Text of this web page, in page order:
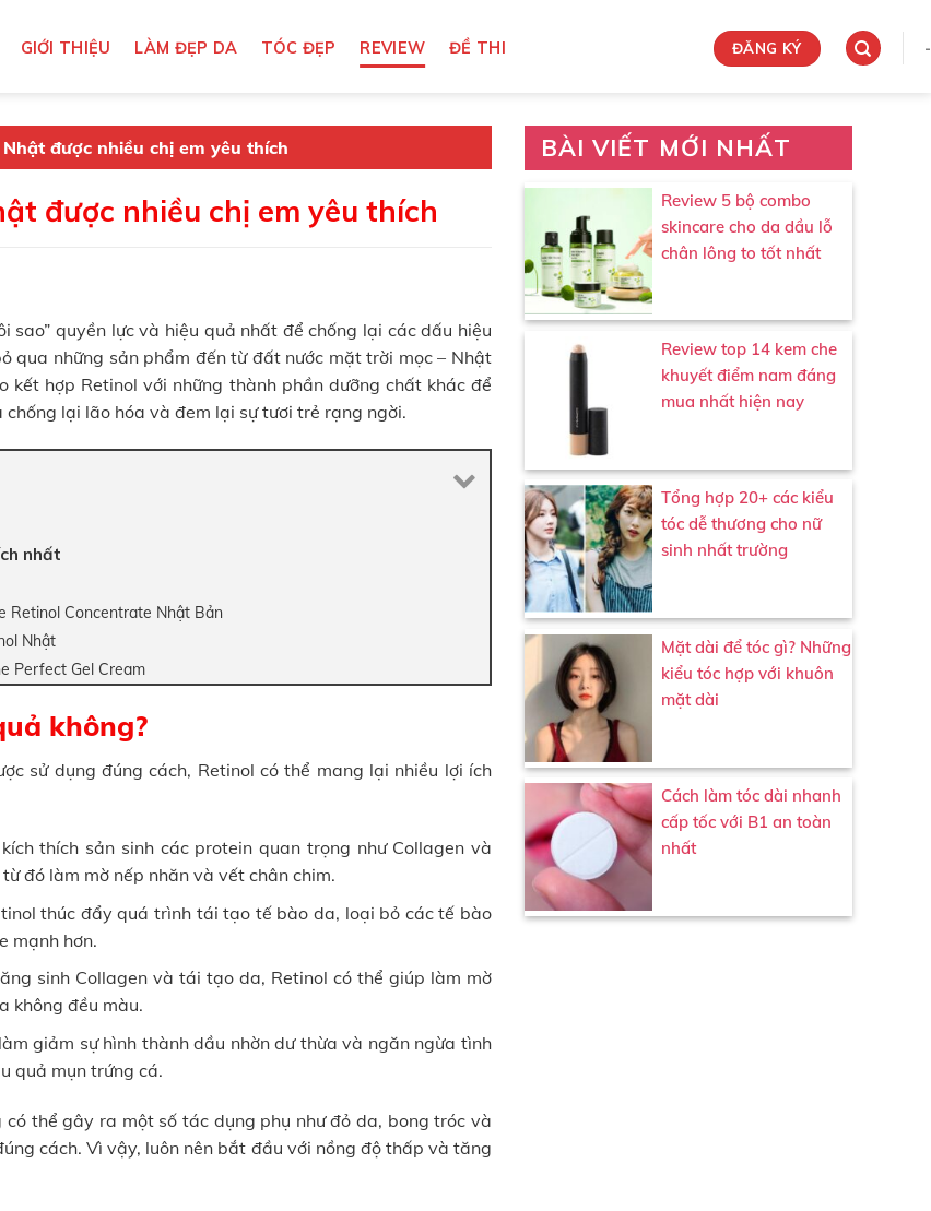
GIỚI THIỆU LÀM ĐẸP DA TÓC ĐẸP REVIEW ĐỀ THI ĐĂNG KÝ -
được nhiều chị em yêu thích
được nhiều chị em yêu thích
sao” quyền lực và hiệu quả nhất để chống lại các dấu hiệu
qua những sản phẩm đến từ đất nước mặt trời mọc – Nhật
kết hợp Retinol với những thành phần dưỡng chất khác để
lại lão hóa và đem lại sự tươi trẻ rạng ngời.
nhất
Retinol Concentrate Nhật Bản
Nhật
Perfect Gel Cream
không?
sử dụng đúng cách, Retinol có thể mang lại nhiều lợi ích
thích sản sinh các protein quan trọng như Collagen và
đó làm mờ nếp nhăn và vết chân chim.
thúc đẩy quá trình tái tạo tế bào da, loại bỏ các tế bào
mạnh hơn.
sinh Collagen và tái tạo da, Retinol có thể giúp làm mờ
không đều màu.
giảm sự hình thành dầu nhờn dư thừa và ngăn ngừa tình
quả mụn trứng cá.
thể gây ra một số tác dụng phụ như đỏ da, bong tróc và
cách. Vì vậy, luôn nên bắt đầu với nồng độ thấp và tăng
BÀI VIẾT MỚI NHẤT
Review 5 bộ combo
skincare cho da dầu lỗ
chân lông to tốt nhất
Review top 14 kem che
khuyết điểm nam đáng
mua nhất hiện nay
Tổng hợp 20+ các kiểu
tóc dễ thương cho nữ
sinh nhất trường
Mặt dài để tóc gì? Những
kiểu tóc hợp với khuôn
mặt dài
Cách làm tóc dài nhanh
cấp tốc với B1 an toàn
nhất